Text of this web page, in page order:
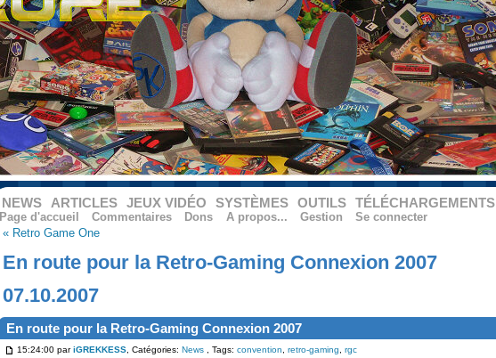
NEWS ARTICLES JEUX VIDÉO SYSTÈMES OUTILS TÉLÉCHARGEMENTS
Page d'accueil Commentaires Dons A propos... Gestion
Se connecter
« Retro Game One
En route pour la Retro-Gaming Connexion 2007
07.10.2007
En route pour la Retro-Gaming Connexion 2007
15:24:00 pariGREKKESS, Catégories: News, Tags: convention retro-gaming rgc